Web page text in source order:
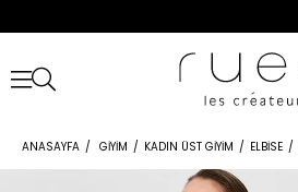
ANASAYFA GIYIM KADIN ÜST GIYIM ELBISE